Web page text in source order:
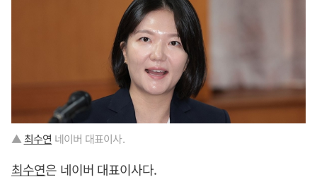
▲ 최수연 네이버 대표이사.
최수연은 네이버 대표이사다.